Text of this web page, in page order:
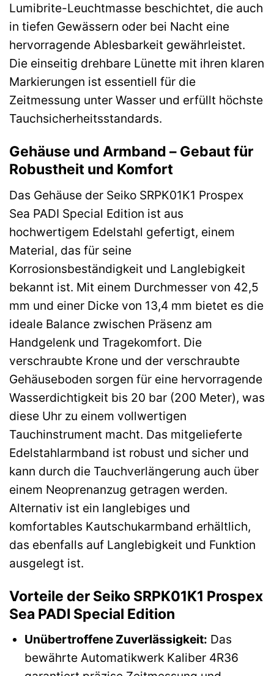
Lumibrite-Leuchtmasse beschichtet, die auch
in tiefen Gewässern oder bei Nacht eine
hervorragende Ablesbarkeit gewährleistet.
Die einseitig drehbare Lünette mit ihren klaren
Markierungen ist essentiell für die
Zeitmessung unter Wasser und erfüllt höchste
Tauchsicherheitsstandards.
Gehäuse und Armband – Gebaut für
Robustheit und Komfort
Das Gehäuse der Seiko SRPK01K1 Prospex
Sea PADI Special Edition ist aus
hochwertigem Edelstahl gefertigt, einem
Material, das für seine
Korrosionsbeständigkeit und Langlebigkeit
bekannt ist. Mit einem Durchmesser von 42,5
mm und einer Dicke von 13,4 mm bietet es die
ideale Balance zwischen Präsenz am
Handgelenk und Tragekomfort. Die
verschraubte Krone und der verschraubte
Gehäuseboden sorgen für eine hervorragende
Wasserdichtigkeit bis 20 bar (200 Meter), was
diese Uhr zu einem vollwertigen
Tauchinstrument macht. Das mitgelieferte
Edelstahlarmband ist robust und sicher und
kann durch die Tauchverlängerung auch über
einem Neoprenanzug getragen werden.
Alternativ ist ein langlebiges und
komfortables Kautschukarmband erhältlich,
das ebenfalls auf Langlebigkeit und Funktion
ausgelegt ist.
Vorteile der Seiko SRPK01K1 Prospex
Sea PADI Special Edition
Unübertroffene Zuverlässigkeit: Das
bewährte Automatikwerk Kaliber 4R36